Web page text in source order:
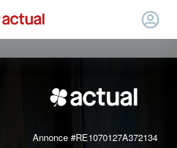
Annonce #RE1070127A372134